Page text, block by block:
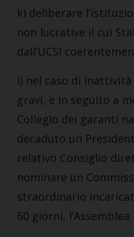
k) deliberare
non lucrative il cui
dall’UCSI
l) nel caso di
gravi, e in seguito a
Collegio dei garanti
decaduto un
relativo Consiglio
nominare un
straordinario
60 giorni,